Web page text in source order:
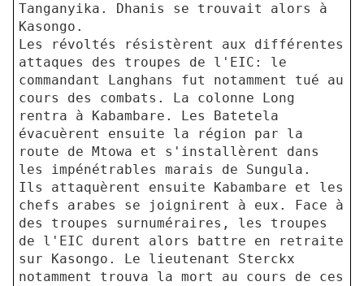
Tanganyika. Dhanis se trouvait alors à
Kasongo.
Les révoltés résistèrent aux différentes
attaques des troupes de l'EIC: le
commandant Langhans fut notamment tué au
cours des combats. La colonne Long
rentra à Kabambare. Les Batetela
évacuèrent ensuite la région par la
route de Mtowa et s'installèrent dans
les impénétrables marais de Sungula.
Ils attaquèrent ensuite Kabambare et les
chefs arabes se joignirent à eux. Face à
des troupes surnuméraires, les troupes
de l'EIC durent alors battre en retraite
sur Kasongo. Le lieutenant Sterckx
notamment trouva la mort au cours de ces